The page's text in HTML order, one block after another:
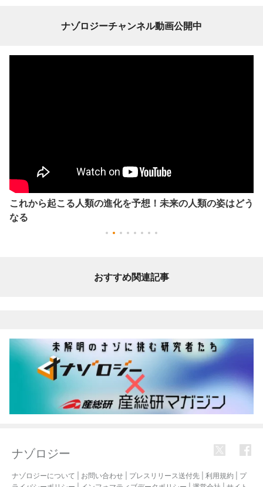
ナゾロジーチャンネル動画公開中
これから起こる人類の進化を予想！未来の人類の姿はどう
なる
おすすめ関連記事
ナゾロジー
ナゾロジーについて お問い合わせ プレスリリース送付先 利用規約
プ